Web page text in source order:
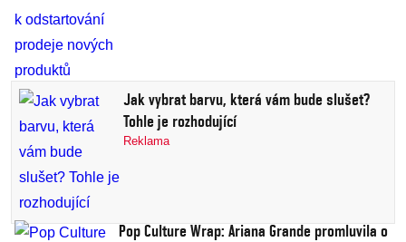
Jak vybrat barvu, která vám bude slušet?
Tohle je rozhodující
Reklama
Pop Culture Wrap: Ariana Grande promluvila o